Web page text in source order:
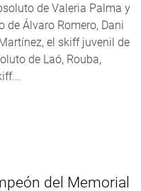
de Valeria Palma y
de Álvaro Romero, Dani
el skiff juvenil de
de Laó, Rouba,
del Memorial